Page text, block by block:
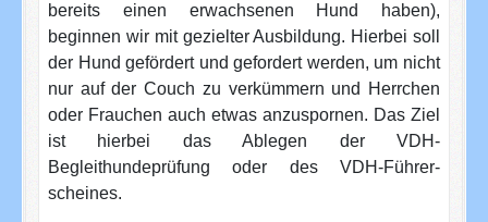
bereits einen erwachsenen Hund haben),
beginnen wir mit gezielter Ausbildung. Hierbei soll
der Hund gefördert und gefordert werden, um nicht
nur auf der Couch zu verkümmern und Herrchen
oder Frauchen auch etwas anzuspornen. Das Ziel
ist hierbei das Ablegen der VDH-
Begleithundeprüfung oder des VDH-Führer-
scheines.